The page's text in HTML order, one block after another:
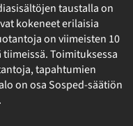
taustalla on
kokeneet erilaisia
on viimeisten 10
Toimituksessa
tapahtumien
on osa Sosped-säätiön